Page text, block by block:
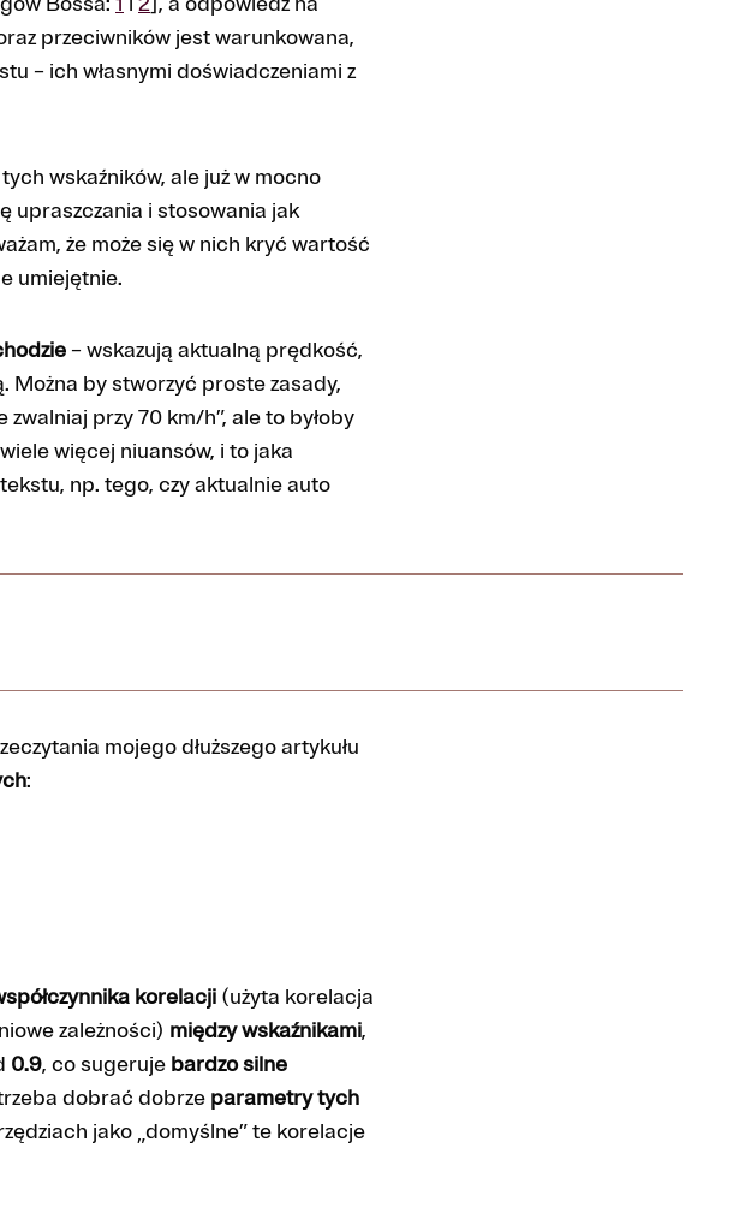
przeciwników jest warunkowana,
– ich własnymi doświadczeniami z
wskaźników, ale już w mocno
upraszczania i stosowania jak
że może się w nich kryć wartość
umiejętnie.
– wskazują aktualną prędkość,
Można by stworzyć proste zasady,
przy 70 km/h”, ale to byłoby
więcej niuansów, i to jaka
np. tego, czy aktualnie auto
mojego dłuższego artykułu
:
korelacji (użyta korelacja
zależności) między wskaźnikami,
0.9, co sugeruje bardzo silne
dobrać dobrze parametry tych
jako „domyślne” te korelacje